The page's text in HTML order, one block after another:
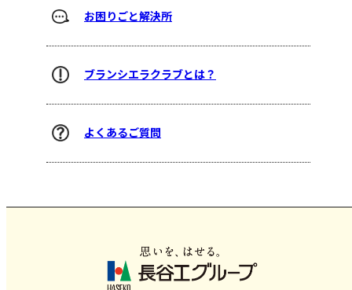
お困りごと解決所
ブランシエラクラブとは？
よくあるご質問